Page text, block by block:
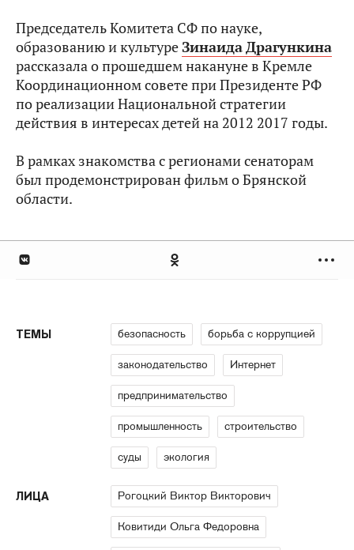
Председатель Комитета СФ по науке,
образованию и культуреЗинаидаДрагункина
рассказала о прошедшем накануне в Кремле
Координационном совете при Президенте РФ
по реализации Национальной стратегии
действия в интересах детей на 2012 2017 годы.
В рамках знакомства с регионами сенаторам
был продемонстрирован фильм о Брянской
области.
ТЕМЫ безопасность борьба с коррупцией
законодательство Интернет
предпринимательство
промышленность строительство
суды экология
ЛИЦА Рогоцкий Виктор Викторович
Ковитиди Ольга Федоровна